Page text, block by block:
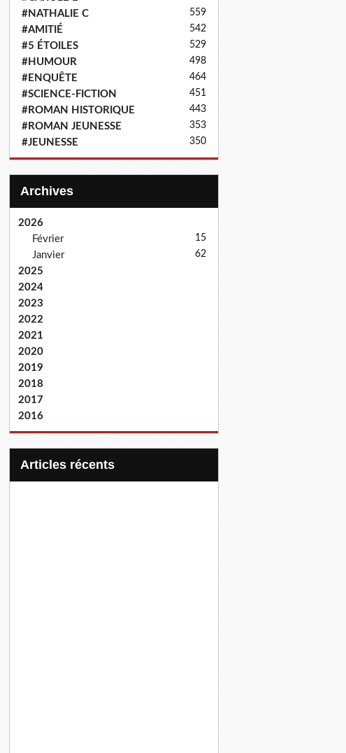
#NATHALIE C 559
#AMITIÉ 542
#5 ÉTOILES 529
#HUMOUR 498
#ENQUÊTE 464
#SCIENCE-FICTION 451
#ROMAN HISTORIQUE 443
#ROMAN JEUNESSE 353
#JEUNESSE 350
Archives
2026
Février
15
Janvier 62
2025
2024
2023
2022
2021
2020
2019
2018
2017
2016
articles récents